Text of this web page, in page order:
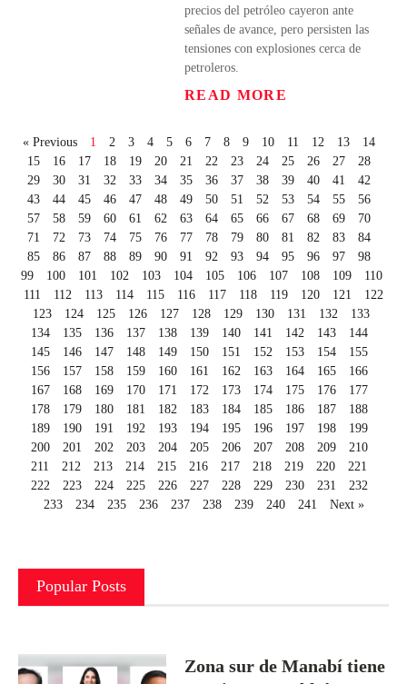
precios del petróleo cayeron ante
señales de avance, pero persisten las
tensiones con explosiones cerca de
petroleros.
READ MORE
« Previous 1 2 3 4 5 6 7 8 9 10 11 12 13
14
15
16 17 18 19 20 21 22 23 24 25 26 27
28
29
30 31 32 33 34 35 36 37 38 39 40 41
42
43
44 45 46 47 48 49 50 51 52 53 54 55
56
57
58 59 60 61 62 63 64 65 66 67 68 69
70
71
72 73 74 75 76 77 78 79 80 81 82 83
84
85
86 87 88 89 90 91 92 93 94 95 96 97
98
99
100 101 102 103 104 105 106 107 108 109
110
111
112 113 114 115 116 117 118 119 120 121
122
123
124 125 126 127 128 129 130 131 132
133
134
135 136 137 138 139 140 141 142 143
144
145
146 147 148 149 150 151 152 153 154
155
156
157 158 159 160 161 162 163 164 165
166
167
168 169 170 171 172 173 174 175 176
177
178
179 180 181 182 183 184 185 186 187
188
189
190 191 192 193 194 195 196 197 198
199
200
201 202 203 204 205 206 207 208 209
210
211
212 213 214 215 216 217 218 219 220
221
222
223 224 225 226 227 228 229 230 231
232
233
234 235 236 237 238 239 240 241 Next »
Popular Posts
Zona sur de Manabí tiene